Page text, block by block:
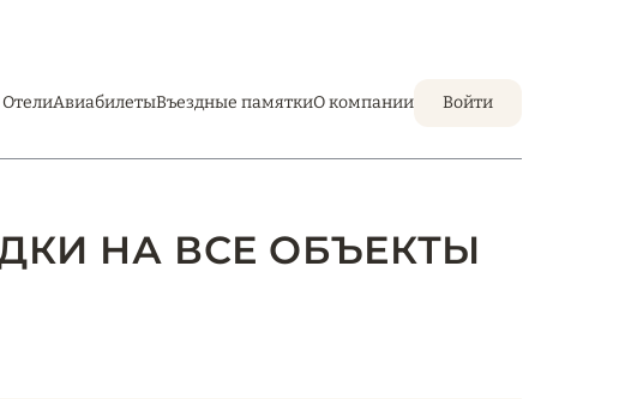
ОтелиАвиабилетыВъездные памяткиО компании Войти
НА ВСЕ ОБЪЕКТЫ